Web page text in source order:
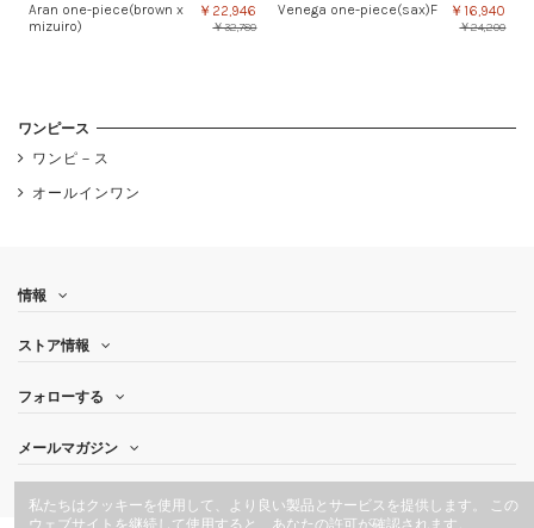
Aran one-piece(brown x
mizuiro)
￥22,946
￥32,780
Venega one-piece(sax)F ￥16,940
￥24,200
ワンピース
ワンピ－ス
オールインワン
情報
ストア情報
フォローする
メールマガジン
私たちはクッキーを使用して、より良い製品とサービスを提供します。 この